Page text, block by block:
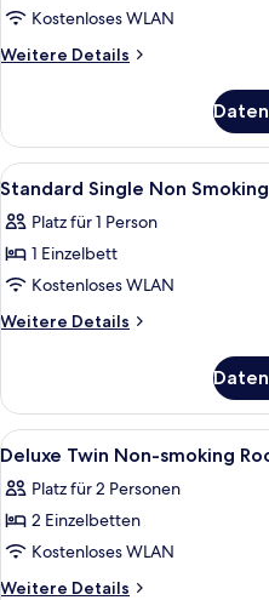
Kostenloses WLAN
Weitere Details
Weitere
Nichtraucher
Alle
Fotos
für
Standard
Single
Non
anzeigen
1
Standard Single Non
Platz für 1 Person
1 Einzelbett
Kostenloses WLAN
Weitere Details
Weitere
Single
Non
Smoking
Alle
Fotos
für
Deluxe
Twin
Non-
1
Deluxe Twin Non-smoking
Platz für 2 Personen
2 Einzelbetten
Kostenloses WLAN
Weitere Details
Weitere